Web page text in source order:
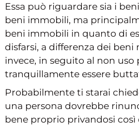
Essa può riguardare sia i
beni immobili, ma
beni immobili in quanto di
disfarsi, a differenza dei beni
invece, in seguito al non uso
tranquillamente essere
Probabilmente ti starai
una persona dovrebbe
bene proprio privandosi